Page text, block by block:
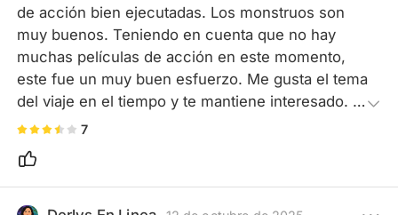
de acción bien ejecutadas. Los monstruos son
muy buenos. Teniendo en cuenta que no hay
muchas películas de acción en este momento,
este fue un muy buen esfuerzo. Me gusta el tema
del viaje en el tiempo y te mantiene interesado.
Buen plot twist en el medio también.
7